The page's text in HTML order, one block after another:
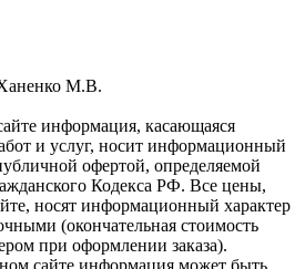
М.В.
информация, касающаяся
и услуг, носит информационный
офертой, определяемой
Кодекса РФ. Все цены,
носят информационный характер
(окончательная стоимость
при оформлении заказа).